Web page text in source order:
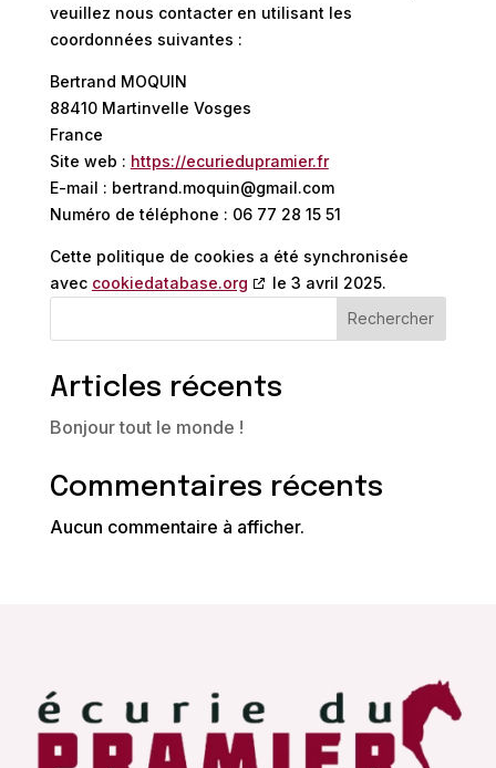
veuillez nous contacter en utilisant les
coordonnées suivantes :
Bertrand MOQUIN
88410 Martinvelle Vosges
France
Site web : https://ecuriedupramier.fr
E-mail : bertrand.moquin@gmail.com
Numéro de téléphone : 06 77 28 15 51
Cette politique de cookies a été synchronisée
avec cookiedatabase.org
le 3 avril 2025.
Rechercher
Articles récents
Bonjour tout le monde !
Commentaires récents
Aucun commentaire à afficher.